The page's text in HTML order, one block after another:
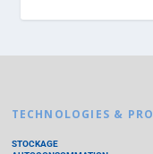
TECHNOLOGIES &
STOCKAGE